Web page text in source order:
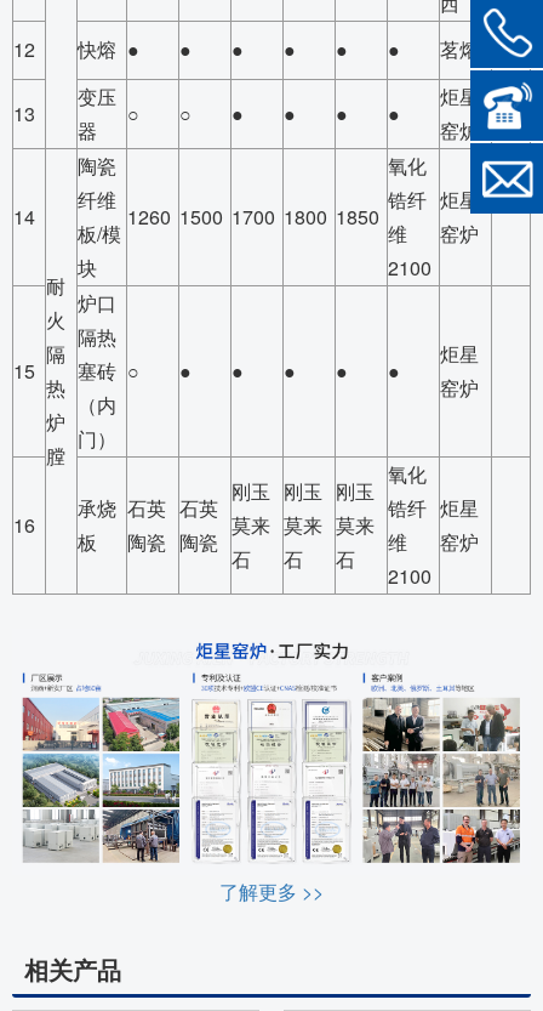
12
快熔 ● ● ● ● ● ● 茗熔
13
变压
器
○ ○ ● ● ● ●
炬星
窑炉
14
耐
火
隔
热
炉
膛
陶瓷
纤维
板/模
块
1260 1500 1700 1800 1850
氧化
锆纤
维
2100
炬星
窑炉
15
炉口
隔热
塞砖
（内
门）
○ ● ● ● ● ●
炬星
窑炉
16
承烧
板
石英
陶瓷
石英
陶瓷
刚玉
莫来
石
刚玉
莫来
石
刚玉
莫来
石
氧化
锆纤
维
2100
炬星
窑炉
了解更多 >>
相关产品